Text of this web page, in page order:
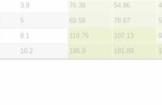
3.9 76.38 54.86
5 69.58 78.67
8.1 119.79 107.13
10.2 195.9 181.89